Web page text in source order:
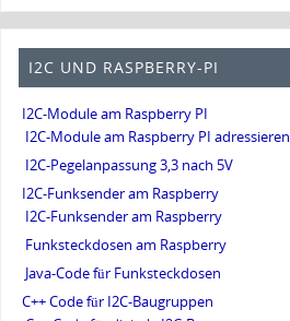
I2C UND RASPBERRY-PI
I2C-Module am Raspberry PI
I2C-Module am Raspberry PI adressieren
I2C-Pegelanpassung 3,3 nach 5V
I2C-Funksender am Raspberry
I2C-Funksender am Raspberry
Funksteckdosen am Raspberry
Java-Code für Funksteckdosen
C++ Code für I2C-Baugruppen